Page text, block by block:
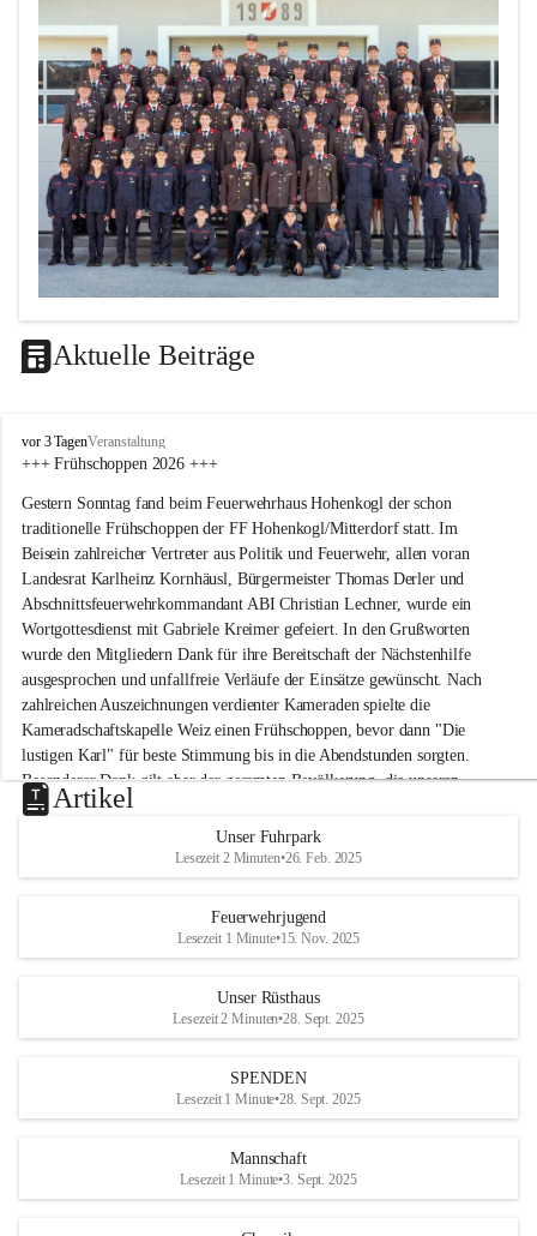
Aktuelle Beiträge
F
F
o
h
e
n
k
o
g
l
-
M
i
t
t
e
r
r
vor 3 TagenVeranstaltung
+++ Frühschoppen 2026 +++
Gestern Sonntag fand beim Feuerwehrhaus Hohenkogl der schon
traditionelle Frühschoppen der FF Hohenkogl/Mitterdorf statt. Im
Beisein zahlreicher Vertreter aus Politik und Feuerwehr, allen voran
Landesrat Karlheinz Kornhäusl, Bürgermeister Thomas Derler und
Abschnittsfeuerwehrkommandant ABI Christian Lechner, wurde ein
Wortgottesdienst mit Gabriele Kreimer gefeiert. In den Grußworten
wurde den Mitgliedern Dank für ihre Bereitschaft der Nächstenhilfe
ausgesprochen und unfallfreie Verläufe der Einsätze gewünscht. Nach
zahlreichen Auszeichnungen verdienter Kameraden spielte die
Kameradschaftskapelle Weiz einen Frühschoppen, bevor dann "Die
lustigen Karl" für beste Stimmung bis in die Abendstunden sorgten.
Besonderer Dank gilt aber der gesamten Bevölkerung, die unseren
Frühschoppen trotz hochsommerlichen Temperaturen besuchte. Der
Reinerlös des Festes kommt natürlich wieder der Verbesserung der
Ausrüstung und somit der Einsatzbereitschaft der FF
Hohenkogl/Mitterdorf zugute!
HERZLICHEN DANK FÜR IHREN BESUCH!
Artikel
Unser Fuhrpark
Lesezeit 2 Minuten•26. Feb. 2025
Feuerwehrjugend
Lesezeit 1 Minute•15. Nov. 2025
Unser Rüsthaus
Lesezeit 2 Minuten•28. Sept. 2025
SPENDEN
Lesezeit 1 Minute•28. Sept. 2025
Mannschaft
Lesezeit 1 Minute•3. Sept. 2025